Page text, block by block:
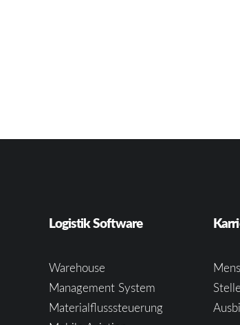
Logistik Software
Warehouse
Management System
Materialflusssteuerung